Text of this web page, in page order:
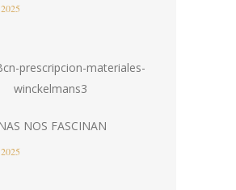
NOS FASCINAN